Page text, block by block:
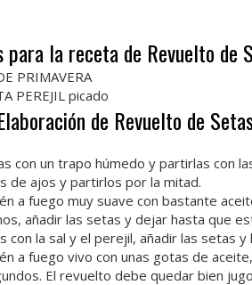
para la receta de Revuelto de
PRIMAVERA
PEREJIL picado
de Revuelto de
con un trapo húmedo y partirlas con
de ajos y partirlos por la mitad.
a fuego muy suave con bastante
añadir las setas y dejar hasta que
con la sal y el perejil, añadir las setas y
a fuego vivo con unas gotas de
El revuelto debe quedar bien